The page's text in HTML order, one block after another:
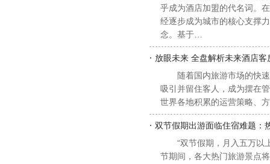
乎成为酒店加盟的代名词。
经逐步成为城市的核心支撑
念。基于…
· 放眼未来 全盘解析未来酒店客
随着国内旅游市场的快
吸引并留住客人，成为摆在
世界各地积累的运营策略、
· 双节假期出游面临住宿难题：
“双节假期，月入五万
节期间，各大热门旅游景点